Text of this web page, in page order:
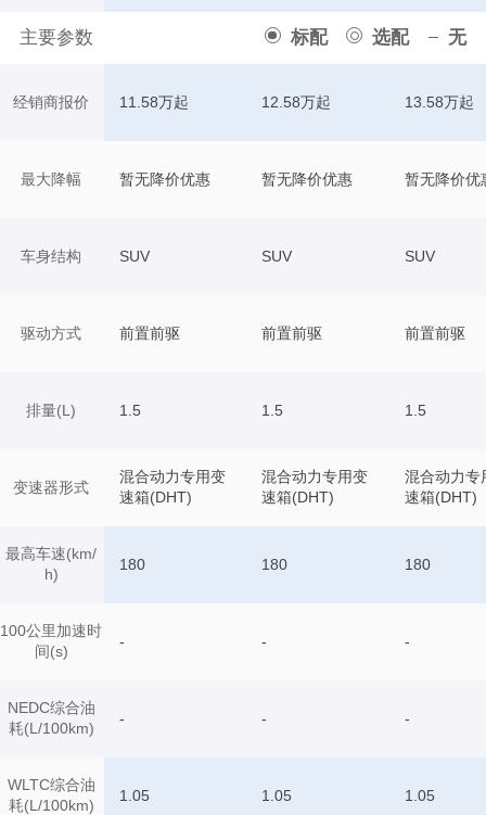
主要参数 标配 选配 无
经销商报价
最大降幅
车身结构
驱动方式
排量(L)
变速器形式
最高车速(km/
h)
100公里加速时
间(s)
NEDC综合油
耗(L/100km)
WLTC综合油
耗(L/100km)
11.58万起 12.58万起 13.58万起
暂无降价优惠 暂无降价优惠 暂无降价优
SUV SUV SUV
前置前驱 前置前驱 前置前驱
1.5 1.5 1.5
混合动力专用变
速箱(DHT)
混合动力专用变
速箱(DHT)
混合动力专
速箱(DHT)
180 180 180
- - -
- - -
1.05 1.05 1.05